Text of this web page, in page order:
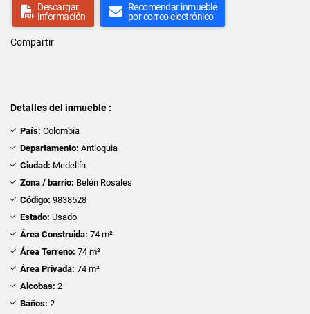
Descargar
información
Recomendar inmueble
por correo electrónico
Compartir
Detalles del inmueble :
País: Colombia
Departamento: Antioquia
Ciudad: Medellín
Zona / barrio: Belén Rosales
Código: 9838528
Estado: Usado
Área Construida: 74 m²
Área Terreno: 74 m²
Área Privada: 74 m²
Alcobas: 2
Baños: 2